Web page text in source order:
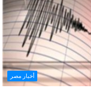
أخبار مصر